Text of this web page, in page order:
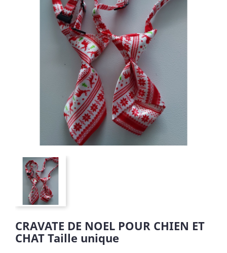
CRAVATE DE NOEL POUR CHIEN ET
CHAT Taille unique